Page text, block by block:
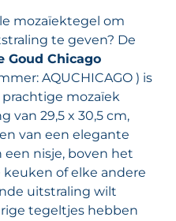
mozaïektegel om
te geven? De
Goud Chicago
AQUCHICAGO ) is
mozaïek
van 29,5 x 30,5 cm,
van een elegante
nisje, boven het
of elke andere
uitstraling wilt
tegeltjes hebben